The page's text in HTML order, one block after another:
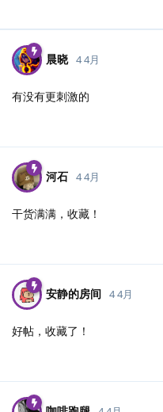
晨晓 4 4月
有没有更刺激的
河石 4 4月
干货满满，收藏！
安静的房间 4 4月
好帖，收藏了！